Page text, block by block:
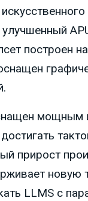
улучшенный
построен
мощным
прирост
новую
LLMS с